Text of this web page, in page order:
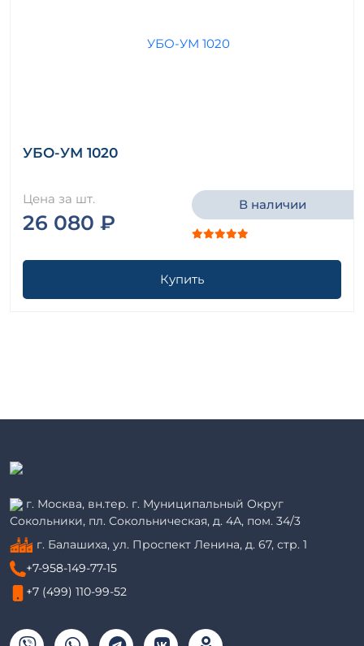
УБО-УМ 1020
Цена за шт.
26 080 ₽
В наличии
Купить
г. Москва, вн.тер. г. Муниципальный Округ
Сокольники, пл. Сокольническая, д. 4А, пом. 34/3
г. Балашиха, ул. Проспект Ленина, д. 67, стр. 1
+7-958-149-77-15
+7 (499) 110-99-52